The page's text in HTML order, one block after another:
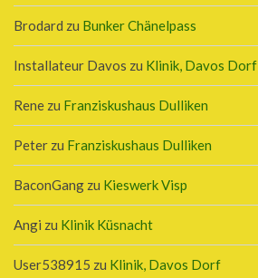
Brodard zu Bunker Chänelpass
Installateur Davos zu Klinik, Davos Dorf
Rene zu Franziskushaus Dulliken
Peter zu Franziskushaus Dulliken
BaconGang zu Kieswerk Visp
Angi zu Klinik Küsnacht
User538915 zu Klinik, Davos Dorf